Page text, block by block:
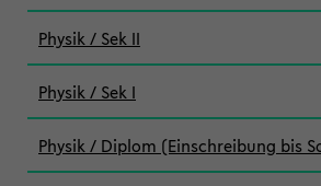
Physik / Sek II
Physik / Sek I
Physik / Diplom (Einschreibung bis